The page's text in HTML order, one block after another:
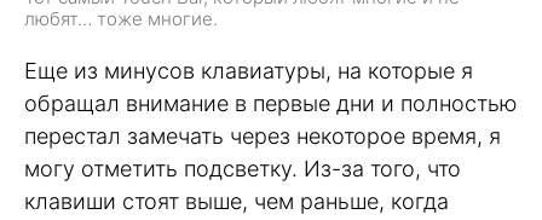
любят… тоже многие.
Еще из минусов клавиатуры, на которые я
обращал внимание в первые дни и полностью
перестал замечать через некоторое время, я
могу отметить подсветку. Из-за того, что
клавиши стоят выше, чем раньше, когда